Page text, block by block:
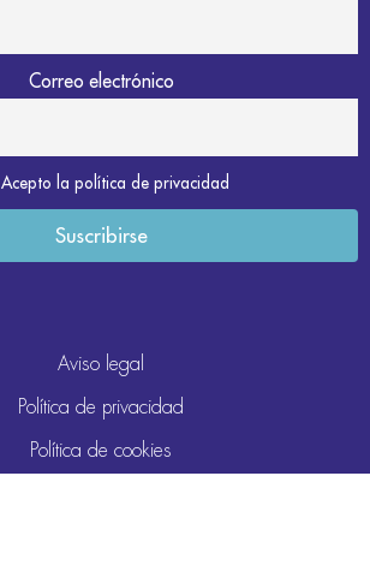
Correo electrónico
Acepto la política de privacidad
Aviso legal
Política de privacidad
Política de cookies